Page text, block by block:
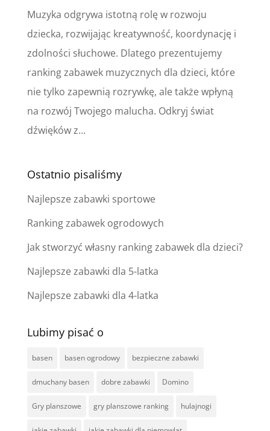
Muzyka odgrywa istotną rolę w rozwoju
dziecka, rozwijając kreatywność, koordynację i
zdolności słuchowe. Dlatego prezentujemy
ranking zabawek muzycznych dla dzieci, które
nie tylko zapewnią rozrywkę, ale także wpłyną
na rozwój Twojego malucha. Odkryj świat
dźwięków z...
Ostatnio pisaliśmy
Najlepsze zabawki sportowe
Ranking zabawek ogrodowych
Jak stworzyć własny ranking zabawek dla dzieci?
Najlepsze zabawki dla 5-latka
Najlepsze zabawki dla 4-latka
Lubimy pisać o
basen basen ogrodowy bezpieczne zabawki
dmuchany basen dobre zabawki Domino
Gry planszowe gry planszowe ranking hulajnogi